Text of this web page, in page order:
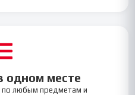
одном месте
любым предметам и